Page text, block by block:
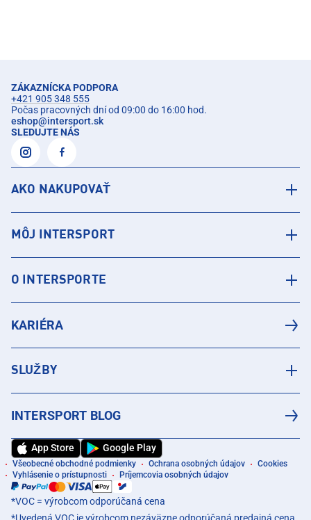
ZÁKAZNÍCKA PODPORA
+421 905 348 555
Počas pracovných dní od 09:00 do 16:00 hod.
eshop@intersport.sk
SLEDUJTE NÁS
AKO NAKUPOVAŤ
MÔJ INTERSPORT
O INTERSPORTE
KARIÉRA
SLUŽBY
INTERSPORT BLOG
App Store Google Play
Všeobecné obchodné podmienky Ochrana osobných údajov
Cookies
Vyhlásenie o prístupnosti
Príjemcovia osobných údajov
*VOC = výrobcom odporúčaná cena